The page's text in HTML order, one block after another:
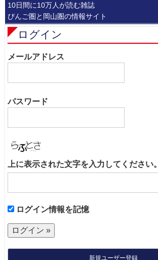
10日間に10万人が読む雑誌
びんご圏と岡山圏の情報サイト
ログイン
メールアドレス
パスワード
上に表示された文字を入力してください。
ログイン情報を記憶
新規ユーザー登録